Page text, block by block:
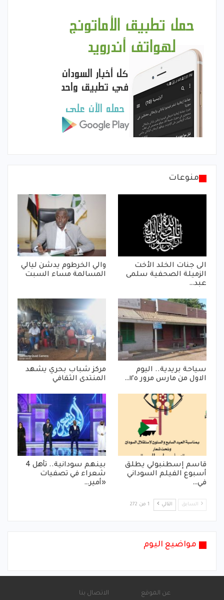
منوعات
الى جنات الخلد الأخت
الزميلة الصحفية سلمى
عبد…
والي الخرطوم يدشن ليالي
المسالمة مساء السبت
سياحة بريدية.. اليوم
الاول من مارس مرور ١٢٥…
مركز شباب بحري يشهد
المنتدى الثقافي
قاسم إسطنبولي يطلق
أسبوع الفيلم السوداني
في…
بينهم سودانية.. تأهل 4
شعراء في تصفيات
«أمير…
السابق التالي 1 من 272
مواضيع اليوم
عن الموقع الاتصال بنا